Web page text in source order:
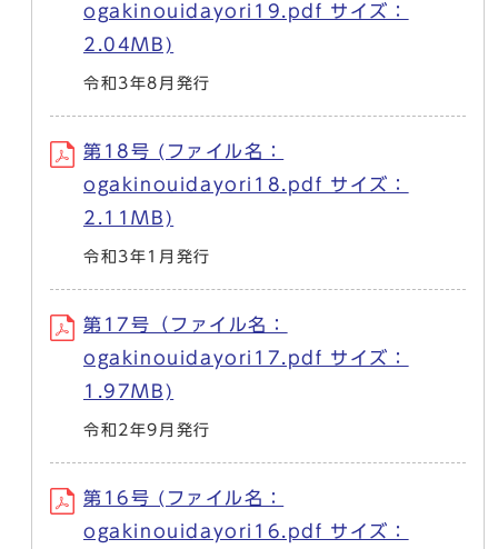
ogakinouidayori19.pdf サイズ：
2.04MB)
令和3年8月発行
第18号 (ファイル名：
ogakinouidayori18.pdf サイズ：
2.11MB)
令和3年1月発行
第17号（ファイル名：
ogakinouidayori17.pdf サイズ：
1.97MB)
令和2年9月発行
第16号 (ファイル名：
ogakinouidayori16.pdf サイズ：